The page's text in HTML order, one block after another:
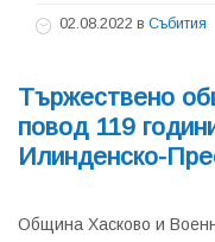
02.08.2022 в Събития
Тържествено
повод 119
Илинденско-
Община Хасково и